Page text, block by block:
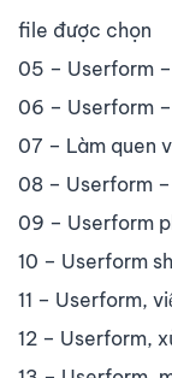
file được chọn
05 – Userform
06 – Userform
07 – Làm quen
08 – Userform
09 – Userform
10 – Userform
11 – Userform,
12 – Userform,